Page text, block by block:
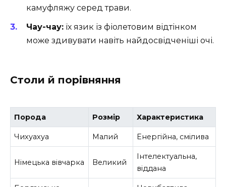
камуфляжу серед трави.
Чау-чау: їх язик із фіолетовим відтінком
може здивувати навіть найдосвідченіші очі.
Столи й порівняння
Порода Розмір Характеристика
Чихуахуа Малий Енергійна, смілива
Німецька вівчарка Великий
Інтелектуальна,
віддана